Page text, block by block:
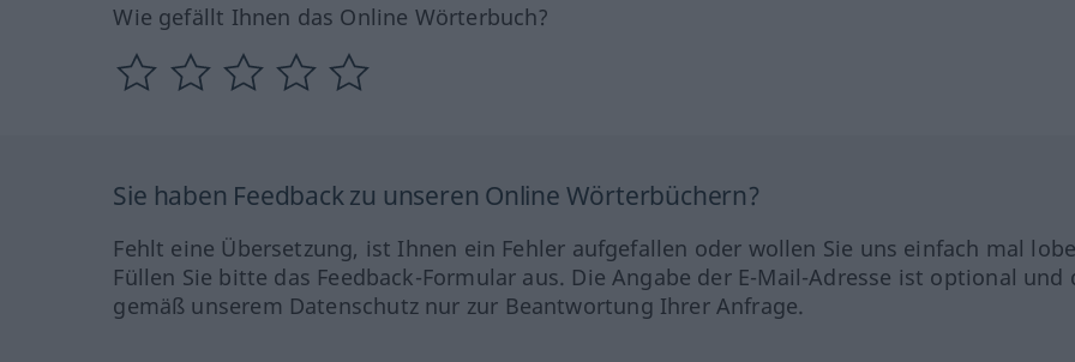
Wie gefällt Ihnen das Online Wörterbuch?
Sie haben Feedback zu unseren Online Wörterbüchern?
Fehlt eine Übersetzung, ist Ihnen ein Fehler aufgefallen oder wollen Sie uns einfach mal
Füllen Sie bitte das Feedback-Formular aus. Die Angabe der E-Mail-Adresse ist optional und
gemäß unserem Datenschutz nur zur Beantwortung Ihrer Anfrage.